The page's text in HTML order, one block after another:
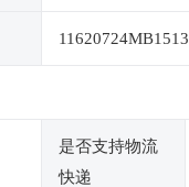
是否支持物流
快递